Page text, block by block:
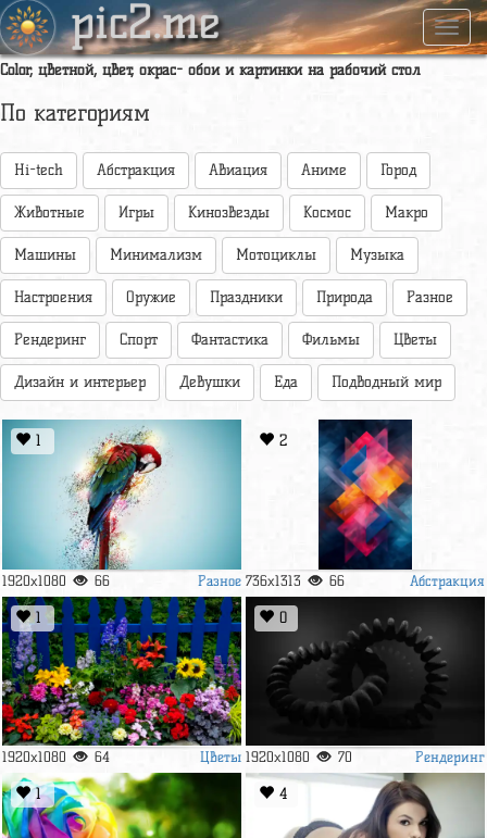
pic2.me
Color, цветной, цвет, окрас- обои и картинки на рабочий стол
По категориям
Hi-tech Абстракция Авиация Аниме Город
Животные Игры Кинозвезды Космос Макро
Машины Минимализм Мотоциклы Музыка
Настроения Оружие Праздники Природа Разное
Рендеринг Спорт Фантастика Фильмы Цветы
Дизайн и интерьер Девушки Еда Подводный мир
1
1920x1080 66 Разное
2
736x1313 66 Абстракция
1
1920x1080 64 Цветы
0
1920x1080 70 Рендеринг
1 4